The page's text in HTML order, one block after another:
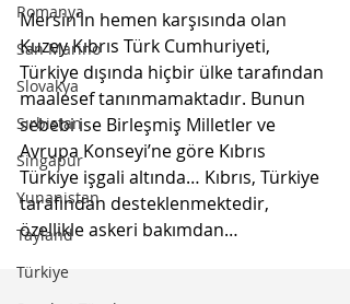
Romanya
San Marino
Slovakya
Sırbistan
Singapur
Yunanistan
Tayland
Türkiye
Mersin’in hemen karşısında olan
Kuzey Kıbrıs Türk Cumhuriyeti,
Türkiye dışında hiçbir ülke tarafından
maalesef tanınmamaktadır. Bunun
sebebi ise Birleşmiş Milletler ve
Avrupa Konseyi’ne göre Kıbrıs
Türkiye işgali altında… Kıbrıs, Türkiye
tarafından desteklenmektedir,
özellikle askeri bakımdan…